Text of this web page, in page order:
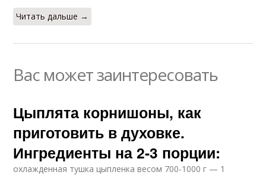
Читать дальше →
Вас может заинтересовать
Цыплята корнишоны, как
приготовить в духовке.
Ингредиенты на 2-3 порции:
охлажденная тушка цыпленка весом 700-1000 г — 1